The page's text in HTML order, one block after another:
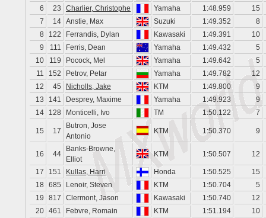
6
23 Charlier, Christophe Yamaha 1:48.959
15
7
14 Anstie, Max Suzuki 1:49.352
8
8
122 Ferrandis, Dylan Kawasaki 1:49.391
10
9
111 Ferris, Dean Yamaha 1:49.432
5
10
119 Pocock, Mel Yamaha 1:49.642
5
11
152 Petrov, Petar Yamaha 1:49.782
12
12
45 Nicholls, Jake KTM 1:49.800
9
13
141 Desprey, Maxime Yamaha 1:49.923
9
14
128 Monticelli, Ivo TM 1:50.122 7
15 17
Butron, Jose
Antonio
KTM 1:50.370 9
16 44
Banks-Browne,
Elliot
KTM 1:50.507 12
17 151 Kullas, Harri Honda 1:50.525
15
18
685 Lenoir, Steven KTM 1:50.704
5
19
817 Clermont, Jason Kawasaki 1:50.740
12
20 461 Febvre, Romain KTM 1:51.194
10